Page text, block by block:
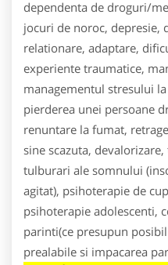
dependenta de droguri/
jocuri de noroc, depresie,
relationare, adaptare,
experiente traumatice,
managementul stresului
pierderea unei persoane
renuntare la fumat,
sine scazuta,
tulburari ale somnului
agitat), psihoterapie de
psihoterapie adolescenti,
parinti(ce presupun
prealabile si impacarea